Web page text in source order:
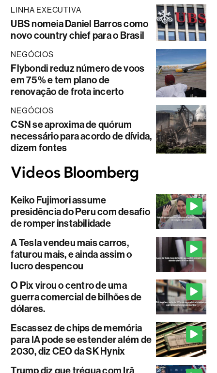
LINHA EXECUTIVA
UBS nomeia Daniel Barros como
novo country chief para o Brasil
NEGÓCIOS
Flybondi reduz número de voos
em 75% e tem plano de
renovação de frota incerto
NEGÓCIOS
CSN se aproxima de quórum
necessário para acordo de dívida,
dizem fontes
Keiko Fujimori assume
presidência do Peru com desafio
de romper instabilidade
A Tesla vendeu mais carros,
faturou mais, e ainda assim o
lucro despencou
O Pix virou o centro de uma
guerra comercial de bilhões de
dólares.
Escassez de chips de memória
para IA pode se estender além de
2030, diz CEO da SK Hynix
Trump diz que trégua com Irã